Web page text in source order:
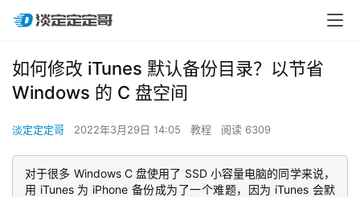
如何修改 iTunes 默认备份目录？以节省
Windows 的 C 盘空间
淡定定定哥 2022年3月29日 14:05 教程 阅读 6309
对于很多 Windows C 盘使用了 SSD 小容量电脑的同学来说，
用 iTunes 为 iPhone 备份成为了一个难题，因为 iTunes 会默